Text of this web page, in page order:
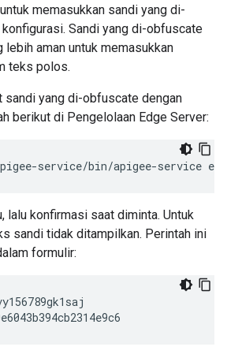
memasukkan sandi yang di-
Sandi yang di-obfuscate
lebih aman untuk memasukkan
teks polos.
sandi yang di-obfuscate dengan
berikut di Pengelolaan Edge Server:
service/bin/apigee-service
lalu konfirmasi saat diminta. Untuk
sandi tidak ditampilkan. Perintah ini
formulir: